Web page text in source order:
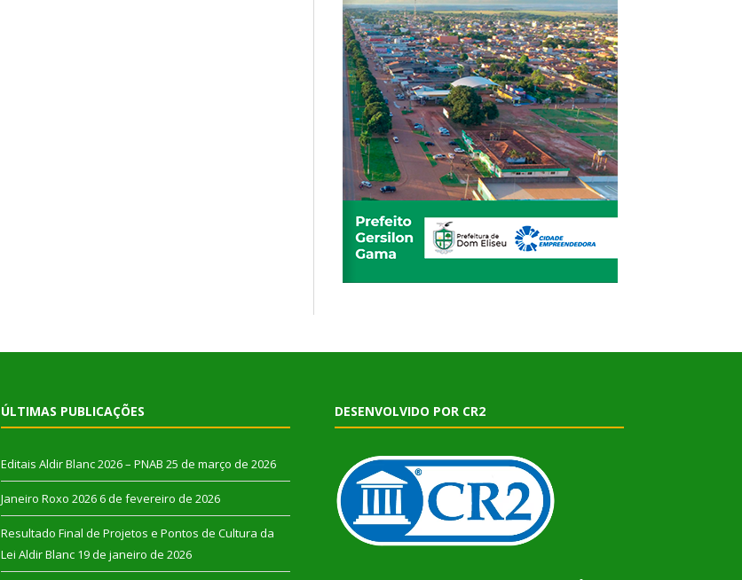
ÚLTIMAS PUBLICAÇÕES
Editais Aldir Blanc 2026 – PNAB 25 de março de 2026
Janeiro Roxo 2026 6 de fevereiro de 2026
Resultado Final de Projetos e Pontos de Cultura da
Lei Aldir Blanc 19 de janeiro de 2026
DESENVOLVIDO POR CR2